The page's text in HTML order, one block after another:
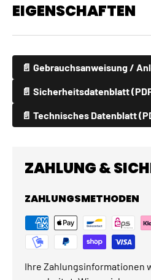
EIGENSCHAFTEN
📄 Gebrauchsanweisung /
📄 Sicherheitsdatenblatt
📄 Technisches Datenblatt
ZAHLUNG &
ZAHLUNGSMETHODEN
Ihre Zahlungsinformationen